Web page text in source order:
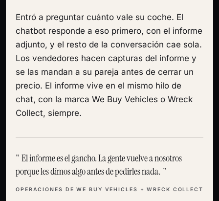
Entró a preguntar cuánto vale su coche. El
chatbot responde a eso primero, con el informe
adjunto, y el resto de la conversación cae sola.
Los vendedores hacen capturas del informe y
se las mandan a su pareja antes de cerrar un
precio. El informe vive en el mismo hilo de
chat, con la marca We Buy Vehicles o Wreck
Collect, siempre.
El informe es el gancho. La gente vuelve a nosotros
porque les dimos algo antes de pedirles nada.
OPERACIONES DE WE BUY VEHICLES + WRECK COLLECT